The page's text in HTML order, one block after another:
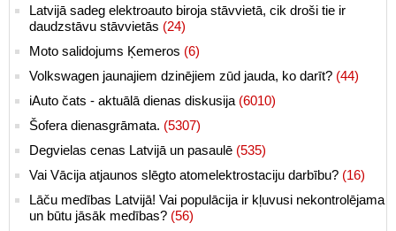
Latvijā sadeg elektroauto biroja stāvvietā, cik droši tie ir
daudzstāvu stāvvietās (24)
Moto salidojums Ķemeros (6)
Volkswagen jaunajiem dzinējiem zūd jauda, ko darīt? (44)
iAuto čats - aktuālā dienas diskusija (6010)
Šofera dienasgrāmata. (5307)
Degvielas cenas Latvijā un pasaulē (535)
Vai Vācija atjaunos slēgto atomelektrostaciju darbību? (16)
Lāču medības Latvijā! Vai populācija ir kļuvusi nekontrolējama
un būtu jāsāk medības? (56)